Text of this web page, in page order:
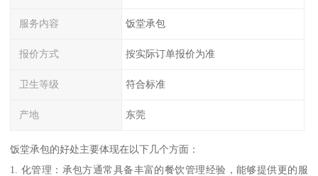
服务内容 饭堂承包
报价方式 按实际订单报价为准
卫生等级 符合标准
产地 东莞
饭堂承包的好处主要体现在以下几个方面：
1. 化管理：承包方通常具备丰富的餐饮管理经验，能够提供更的服